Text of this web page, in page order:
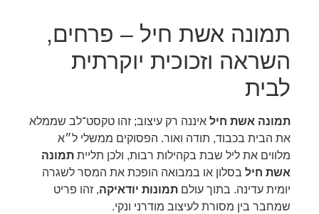
תמונה אשת חיל – פרחים,
השראה וזכוכית יוקרתית
לבית
תמונה אשת חיל איננה רק עיצוב; זהו טקסט־לב שממלא
את הבית בכבוד, תודה ואור. הפסוקים ממשלי ל״א
מלווים את ליל שבת בקהילות רבות, ולכן תליית תמונה
אשת חיל בסלון או במבואה הופכת את המסר לשגרה
יומית עדינה. בתוך עולם תמונות יודאיקה, זהו פריט
שמחבר בין מסורת לעיצוב מודרני ונקי.